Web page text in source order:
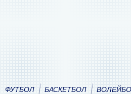
ФУТБОЛ БАСКЕТБОЛ